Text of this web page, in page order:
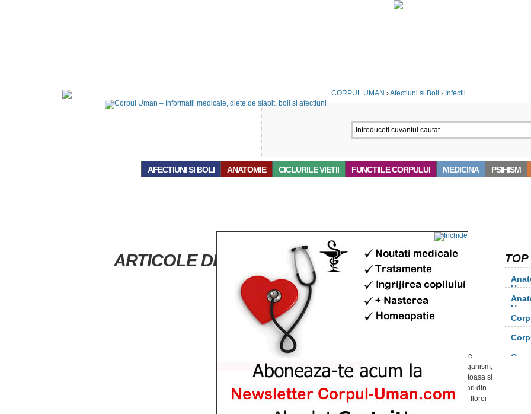
CORPUL UMAN ›Afectiuni si Boli › Infectii
AFECTIUNI SI BOLI ANATOMIE CICLURILE VIETII FUNCTIILE CORPULUI MEDICINA PSIHISM
ARTICOLE DESPRE ‘INFECTII CU CANDIDA’
Candida – Cauze si
simptome
organism, avand ca poarta de intrare alimentele.
Celula fungica ramane pentru o perioada in organism,
fiind tinuta sub control de flora intestinala sanatoasa si
de imunitate. In momentul in care apar modificari din
punct de vedere al imunitatii, cat si a distrugerii florei
intestinale, incep sa para problemele.
TOP